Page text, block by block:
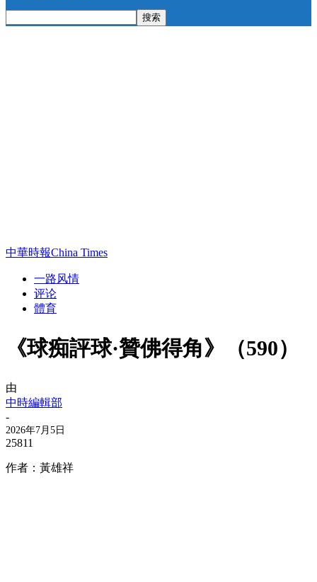
中華時報China Times
一路风情
评论
體育
《球痴評球·贊佛得角》（590）
由
中時編輯部
-
2026年7月5日
25811
作者：黃雄祥